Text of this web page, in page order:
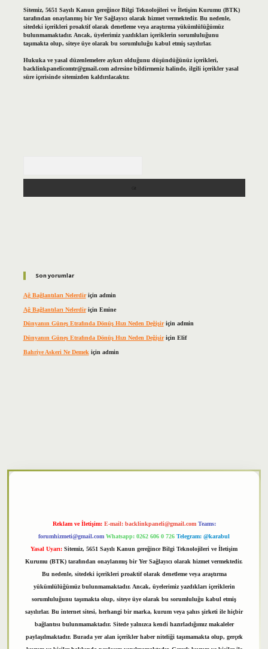
Sitemiz, 5651 Sayılı Kanun gereğince Bilgi Teknolojileri ve İletişim Kurumu (BTK)
tarafından onaylanmış bir Yer Sağlayıcı olarak hizmet vermektedir. Bu nedenle,
sitedeki içerikleri proaktif olarak denetleme veya araştırma yükümlülüğümüz
bulunmamaktadır. Ancak, üyelerimiz yazdıkları içeriklerin sorumluluğunu
taşımakta olup, siteye üye olarak bu sorumluluğu kabul etmiş sayılırlar.
Hukuka ve yasal düzenlemelere aykırı olduğunu düşündüğünüz içerikleri,
backlinkpanelicomtr@gmail.comadresine bildirmeniz halinde, ilgili içerikler yasal
süre içerisinde sitemizden kaldırılacaktır.
Son yorumlar
Ağ Bağlantıları Nelerdiriçin admin
Ağ Bağlantıları Nelerdiriçin Emine
Dünyanın Güneş Etrafında Dönüş Hızı Neden Değişiriçin admin
Dünyanın Güneş Etrafında Dönüş Hızı Neden Değişiriçin Elif
Bahriye Askeri Ne Demek için admin
Reklam ve İletişim: E-mail: backlinkpaneli@gmail.com Teams:
forumhizmeti@gmail.com Whatsapp: 0262 606 0 726 Telegram: @karabul
Yasal Uyarı: Sitemiz, 5651 Sayılı Kanun gereğince Bilgi Teknolojileri ve İletişim
Kurumu (BTK) tarafından onaylanmış bir Yer Sağlayıcı olarak hizmet vermektedir.
Bu nedenle, sitedeki içerikleri proaktif olarak denetleme veya araştırma
yükümlülüğümüz bulunmamaktadır. Ancak, üyelerimiz yazdıkları içeriklerin
sorumluluğunu taşımakta olup, siteye üye olarak bu sorumluluğu kabul etmiş
sayılırlar. Bu internet sitesi, herhangi bir marka, kurum veya şahıs şirketi ile hiçbir
bağlantısı bulunmamaktadır. Sitede yalnızca kendi hazırladığımız makaleler
paylaşılmaktadır. Burada yer alan içerikler haber niteliği taşımamakta olup, gerçek